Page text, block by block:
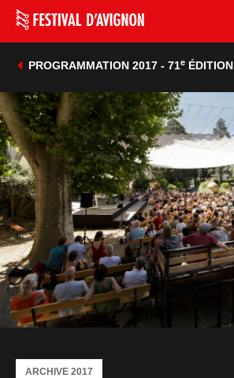
PROGRAMMATION 2017 - 71eÉDITION
ARCHIVE 2017